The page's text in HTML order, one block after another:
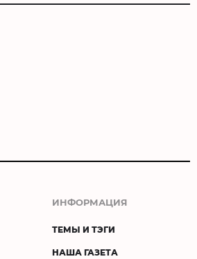
ИНФОРМАЦИЯ
ТЕМЫ И ТЭГИ
НАША ГАЗЕТА